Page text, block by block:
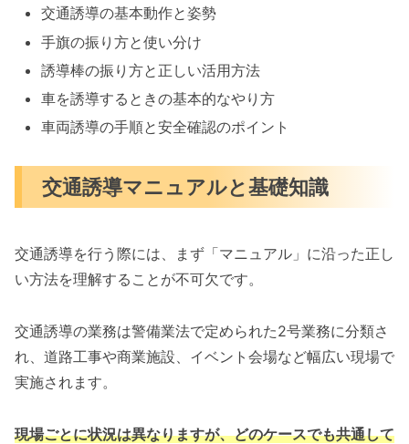
交通誘導の基本動作と姿勢
手旗の振り方と使い分け
誘導棒の振り方と正しい活用方法
車を誘導するときの基本的なやり方
車両誘導の手順と安全確認のポイント
交通誘導マニュアルと基礎知識
交通誘導を行う際には、まず「マニュアル」に沿った正し
い方法を理解することが不可欠です。
交通誘導の業務は警備業法で定められた2号業務に分類さ
れ、道路工事や商業施設、イベント会場など幅広い現場で
実施されます。
現場ごとに状況は異なりますが、どのケースでも共通して